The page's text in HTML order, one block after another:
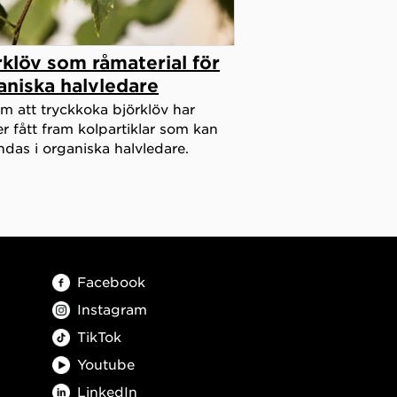
som råmaterial för
halvledare
att tryckkoka björklöv har
fått fram kolpartiklar som kan
i organiska halvledare.
Facebook
Instagram
TikTok
Youtube
LinkedIn